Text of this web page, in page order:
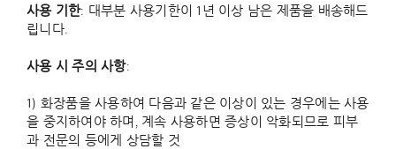
사용 기한: 대부분 사용기한이 1년 이상 남은 제품을 배송해드
립니다.
사용 시 주의 사항:
1) 화장품을 사용하여 다음과 같은 이상이 있는 경우에는 사용
을 중지하여야 하며, 계속 사용하면 증상이 악화되므로 피부
과 전문의 등에게 상담할 것